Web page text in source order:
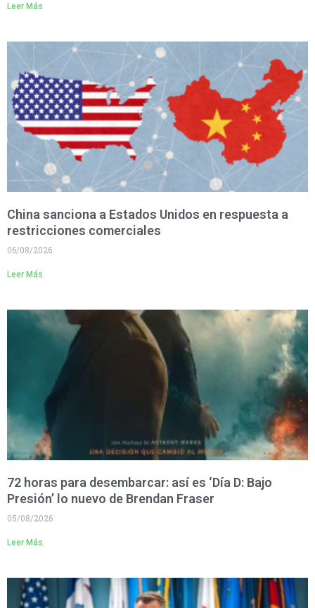
Leer Más
China sanciona a Estados Unidos en respuesta a
restricciones comerciales
06/08/2026
Leer Más
72 horas para desembarcar: así es ‘Día D: Bajo
Presión’ lo nuevo de Brendan Fraser
05/08/2026
Leer Más